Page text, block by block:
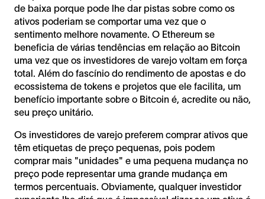
de baixa porque pode lhe dar pistas sobre como os
ativos poderiam se comportar uma vez que o
sentimento melhore novamente. O Ethereum se
beneficia de várias tendências em relação ao Bitcoin
uma vez que os investidores de varejo voltam em força
total. Além do fascínio do rendimento de apostas e do
ecossistema de tokens e projetos que ele facilita, um
benefício importante sobre o Bitcoin é, acredite ou não,
seu preço unitário.
Os investidores de varejo preferem comprar ativos que
têm etiquetas de preço pequenas, pois podem
comprar mais "unidades" e uma pequena mudança no
preço pode representar uma grande mudança em
termos percentuais. Obviamente, qualquer investidor